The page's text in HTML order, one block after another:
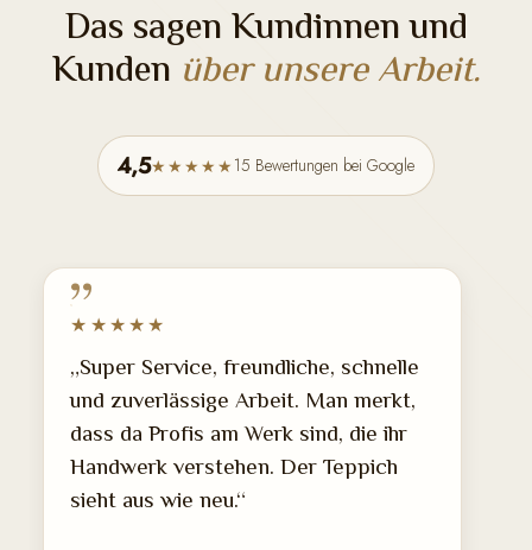
Das sagen Kundinnen und
Kunden über unsere Arbeit.
4,5★★★★★ 15 Bewertungen bei Google
★★★★★
„Super Service, freundliche, schnelle
und zuverlässige Arbeit. Man merkt,
dass da Profis am Werk sind, die ihr
Handwerk verstehen. Der Teppich
sieht aus wie neu.“